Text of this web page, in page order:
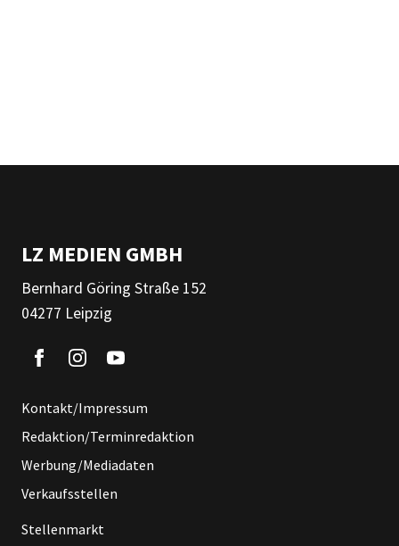
LZ MEDIEN GMBH
Bernhard Göring Straße 152
04277 Leipzig
Kontakt/Impressum
Redaktion/Terminredaktion
Werbung/Mediadaten
Verkaufsstellen
Stellenmarkt